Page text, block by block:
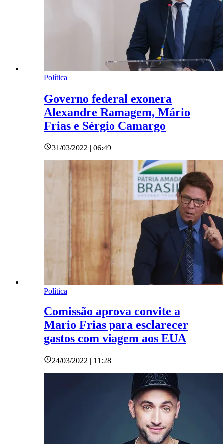
Política
Governo federal exonera
Alexandre Ramagem, Mário
Frias e Sérgio Camargo
31/03/2022 | 06:49
Política
Comissão aprova convite a
Mario Frias para esclarecer
gastos com viagem aos EUA
24/03/2022 | 11:28